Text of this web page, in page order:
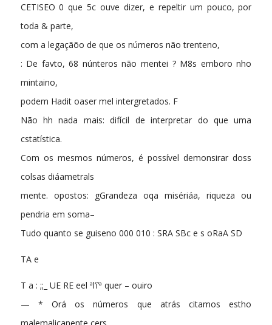
CETISEO 0 que 5c ouve dizer, e repeltir um pouco, por
toda & parte,
com a legaçãõo de que os números não trenteno,
: De favto, 68 núnteros não mentei ? M8s emboro nho
mintaino,
podem Hadit oaser mel intergretados. F
Não hh nada mais: difícil de interpretar do que uma
cstatística.
Com os mesmos números, é possível demonsirar doss
colsas diáametrals
mente. opostos: gGrandeza oqa misériáa, riqueza ou
pendria em soma–
Tudo quanto se guiseno 000 010 : SRA SBc e s oRaA SD
TA e
T a : ;;_ UE RE eel ªl’í’ª quer – ouiro
— * Orá os números que atrás citamos estho
malemalicanente cers